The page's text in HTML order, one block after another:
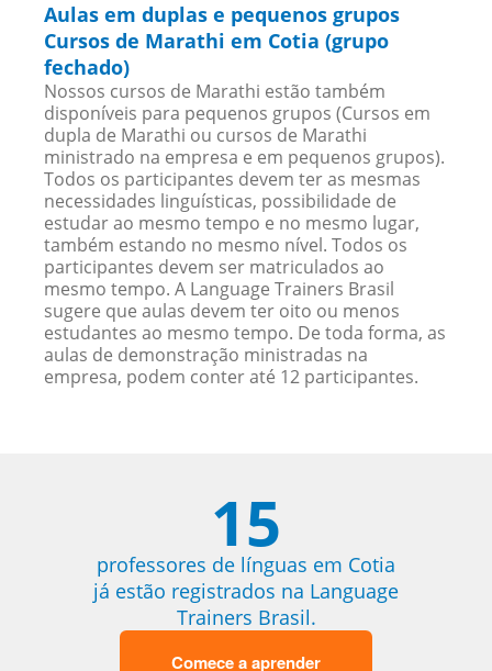
Aulas em duplas e pequenos grupos
Cursos de Marathi em Cotia (grupo
fechado)
Nossos cursos de Marathi estão também
disponíveis para pequenos grupos (Cursos em
dupla de Marathi ou cursos de Marathi
ministrado na empresa e em pequenos grupos).
Todos os participantes devem ter as mesmas
necessidades linguísticas, possibilidade de
estudar ao mesmo tempo e no mesmo lugar,
também estando no mesmo nível. Todos os
participantes devem ser matriculados ao
mesmo tempo. A Language Trainers Brasil
sugere que aulas devem ter oito ou menos
estudantes ao mesmo tempo. De toda forma, as
aulas de demonstração ministradas na
empresa, podem conter até 12 participantes.
15
professores de línguas em Cotia
já estão registrados na Language
Trainers Brasil.
Comece a aprender